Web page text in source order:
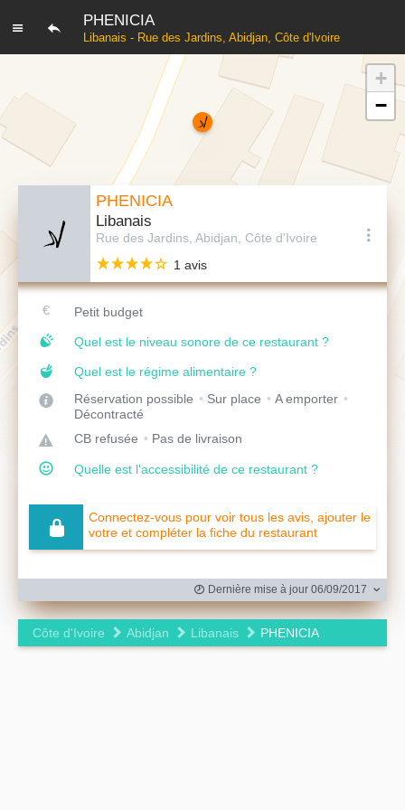
PHENICIA
Libanais - Rue des Jardins, Abidjan, Côte d'Ivoire
PHENICIA
Libanais
Rue des Jardins, Abidjan, Côte d'Ivoire
1 avis
Petit budget
Quel est le niveau sonore de ce restaurant ?
Quel est le régime alimentaire ?
Réservation possible
Sur place
A emporter
Décontracté
CB refusée
Pas de livraison
Quelle est l'accessibilité de ce restaurant ?
Connectez-vous pour voir tous les avis, ajouter le
votre et compléter la fiche du restaurant
Dernière mise à jour 06/09/2017
Côte d'Ivoire Abidjan Libanais PHENICIA
+
−